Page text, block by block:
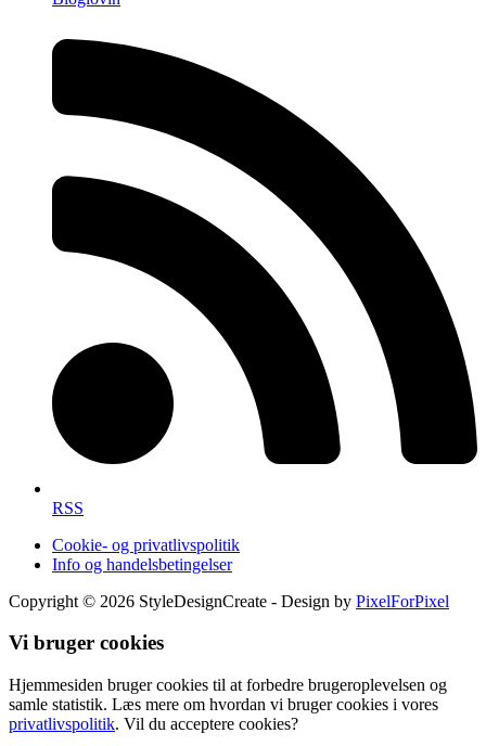
RSS
Cookie- og privatlivspolitik
Info og handelsbetingelser
Copyright © 2026 StyleDesignCreate - Design by PixelForPixel
Vi bruger cookies
Hjemmesiden bruger cookies til at forbedre brugeroplevelsen og
samle statistik. Læs mere om hvordan vi bruger cookies i vores
privatlivspolitik. Vil du acceptere cookies?